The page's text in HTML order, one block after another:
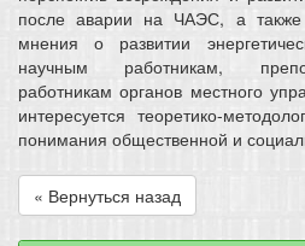
после аварии на ЧАЭС, а также
мнения о развитии
научным работникам,
работникам органов местного
интересуется теоретико-
понимания общественной и
« Вернуться назад